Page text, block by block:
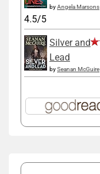
byAngela Marsons
4.5/5
Silver and
Lead
bySeanan McGuire